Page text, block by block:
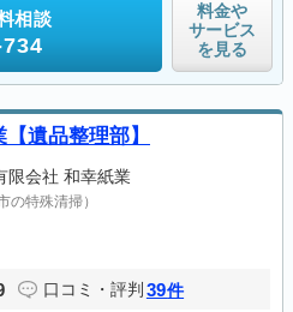
相談
料金や
サービス
を見る
遺品整理部】
限会社 和幸紙業
の特殊清掃）
口コミ・評判 39件